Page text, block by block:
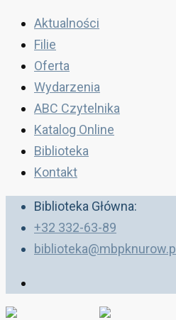
Aktualności
Filie
Oferta
Wydarzenia
ABC Czytelnika
Katalog Online
Biblioteka
Kontakt
Biblioteka Główna:
+32 332-63-89
biblioteka@mbpknurow.pl